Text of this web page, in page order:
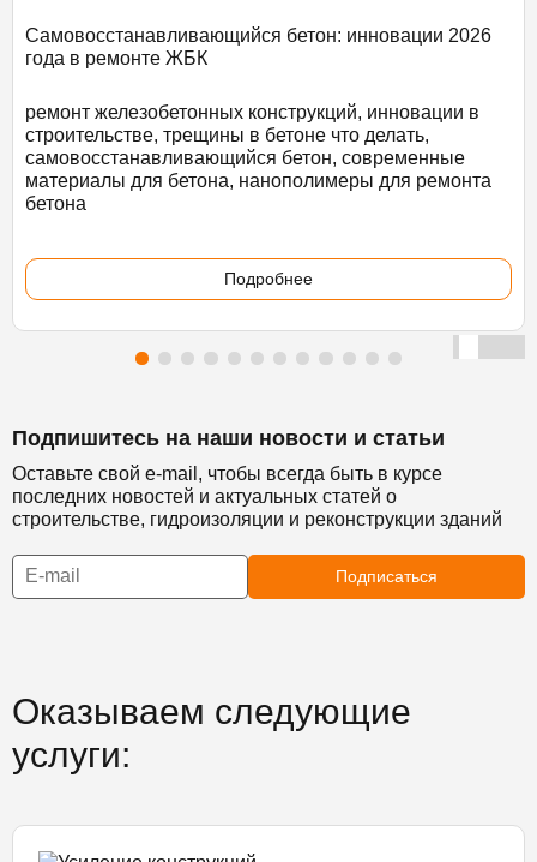
Самовосстанавливающийся бетон: инновации 2026
года в ремонте ЖБК
ремонт железобетонных конструкций, инновации в
строительстве, трещины в бетоне что делать,
самовосстанавливающийся бетон, современные
материалы для бетона, нанополимеры для ремонта
бетона
Подробнее
Подпишитесь на наши новости и статьи
Оставьте свой e-mail, чтобы всегда быть в курсе
последних новостей и актуальных статей о
строительстве, гидроизоляции и реконструкции зданий
Подписаться
Оказываем следующие
услуги: